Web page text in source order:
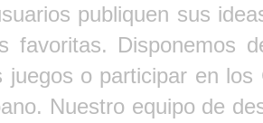
publiquen sus
favoritas. Disponemos
juegos o participar en
Nuestro equipo de